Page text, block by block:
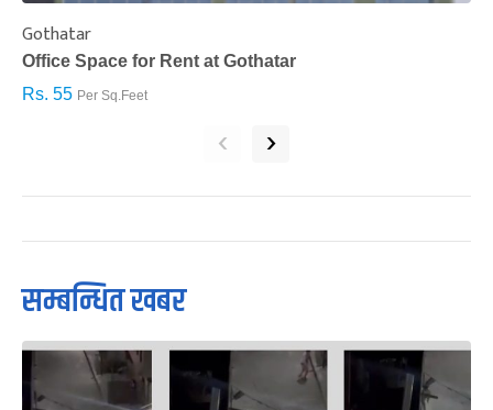
Gothatar
Office Space for Rent at Gothatar
Rs. 55 Per Sq.Feet
‹ ›
सम्बन्धित खबर